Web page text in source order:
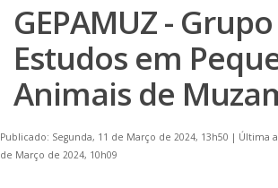
GEPAMUZ -
Estudos em
Animais de
Publicado: Segunda, 11 de Março de 2024, 13h50 | Última
de Março de 2024, 10h09